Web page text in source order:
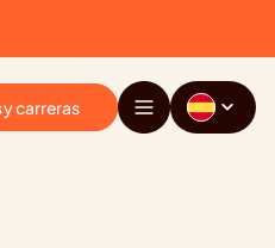
y carreras